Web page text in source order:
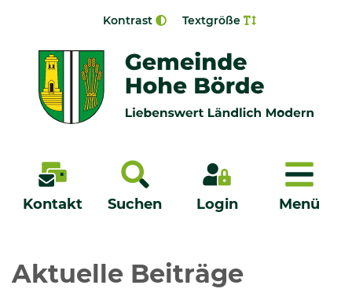
Kontrast Textgröße
Kontakt Suchen Login Menü
Menü
Aktuelle Beiträge